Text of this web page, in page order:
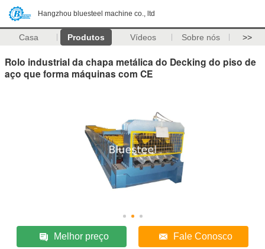
Hangzhou bluesteel machine co., ltd
Casa Produtos Vídeos Sobre nós >>
Rolo industrial da chapa metálica do Decking do piso de
aço que forma máquinas com CE
Melhor preço Fale Conosco